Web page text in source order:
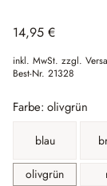
14,95 €
inkl. MwSt. zzgl.
Best-Nr. 21328
Farbe: olivgrün
blau
olivgrün